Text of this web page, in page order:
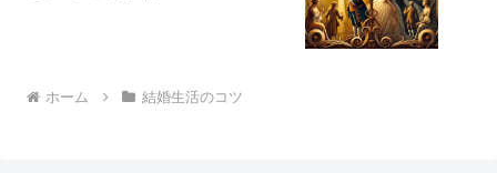
ホーム 結婚生活のコツ